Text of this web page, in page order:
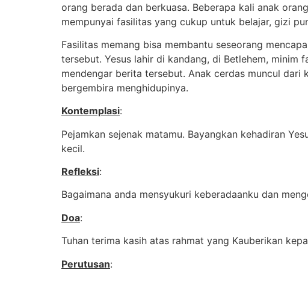
orang berada dan berkuasa. Beberapa kali anak
mempunyai fasilitas yang cukup untuk belajar, gizi
Fasilitas memang bisa membantu seseorang
tersebut. Yesus lahir di kandang, di Betlehem, minim
mendengar berita tersebut. Anak cerdas muncul
bergembira menghidupinya.
Kontemplasi:
Pejamkan sejenak matamu. Bayangkan kehadiran
kecil.
Refleksi:
Bagaimana anda mensyukuri keberadaanku dan
Doa:
Tuhan terima kasih atas rahmat yang Kauberikan
Perutusan: